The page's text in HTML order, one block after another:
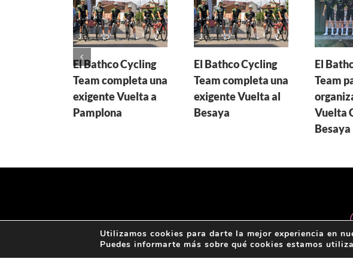
El Bathco Cycling
Team completa una
exigente Vuelta a
Pamplona
El Bathco Cycling
Team completa una
exigente Vuelta al
Besaya
El
Team
Vuelta
Besaya
Utilizamos cookies para darte la mejor experiencia en
Puedes informarte más sobre qué cookies estamos